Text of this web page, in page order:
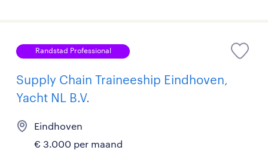
Randstad Professional
Supply Chain Traineeship Eindhoven,
Yacht NL B.V.
Eindhoven
€ 3.000 per maand